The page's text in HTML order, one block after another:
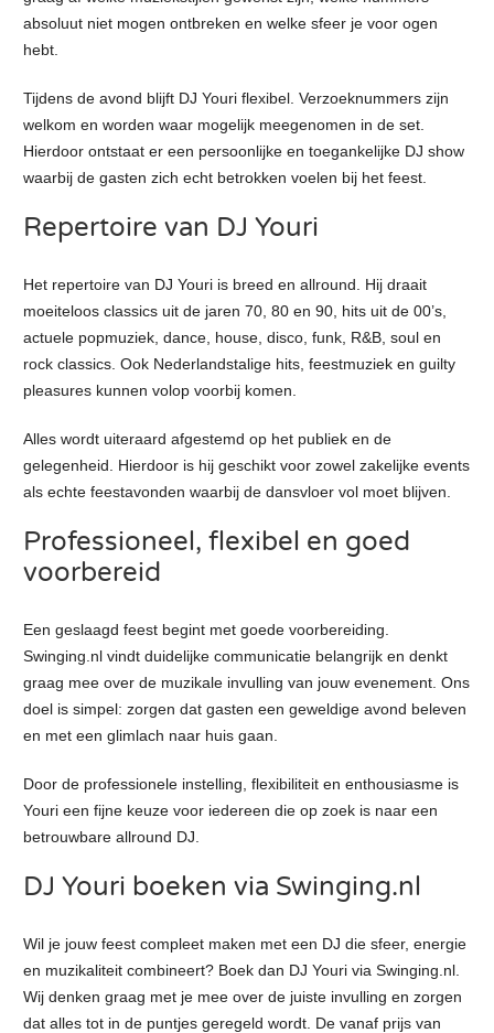
absoluut niet mogen ontbreken en welke sfeer je voor ogen
hebt.
Tijdens de avond blijft DJ Youri flexibel. Verzoeknummers zijn
welkom en worden waar mogelijk meegenomen in de set.
Hierdoor ontstaat er een persoonlijke en toegankelijke DJ show
waarbij de gasten zich echt betrokken voelen bij het feest.
Repertoire van DJ Youri
Het repertoire van DJ Youri is breed en allround. Hij draait
moeiteloos classics uit de jaren 70, 80 en 90, hits uit de 00’s,
actuele popmuziek, dance, house, disco, funk, R&B, soul en
rock classics. Ook Nederlandstalige hits, feestmuziek en guilty
pleasures kunnen volop voorbij komen.
Alles wordt uiteraard afgestemd op het publiek en de
gelegenheid. Hierdoor is hij geschikt voor zowel zakelijke events
als echte feestavonden waarbij de dansvloer vol moet blijven.
Professioneel, flexibel en goed
voorbereid
Een geslaagd feest begint met goede voorbereiding.
Swinging.nl vindt duidelijke communicatie belangrijk en denkt
graag mee over de muzikale invulling van jouw evenement. Ons
doel is simpel: zorgen dat gasten een geweldige avond beleven
en met een glimlach naar huis gaan.
Door de professionele instelling, flexibiliteit en enthousiasme is
Youri een fijne keuze voor iedereen die op zoek is naar een
betrouwbare allround DJ.
DJ Youri boeken via Swinging.nl
Wil je jouw feest compleet maken met een DJ die sfeer, energie
en muzikaliteit combineert? Boek dan DJ Youri via Swinging.nl.
Wij denken graag met je mee over de juiste invulling en zorgen
dat alles tot in de puntjes geregeld wordt. De vanaf prijs van